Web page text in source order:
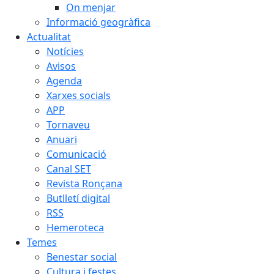
On menjar
Informació geogràfica
Actualitat
Notícies
Avisos
Agenda
Xarxes socials
APP
Tornaveu
Anuari
Comunicació
Canal SET
Revista Ronçana
Butlletí digital
RSS
Hemeroteca
Temes
Benestar social